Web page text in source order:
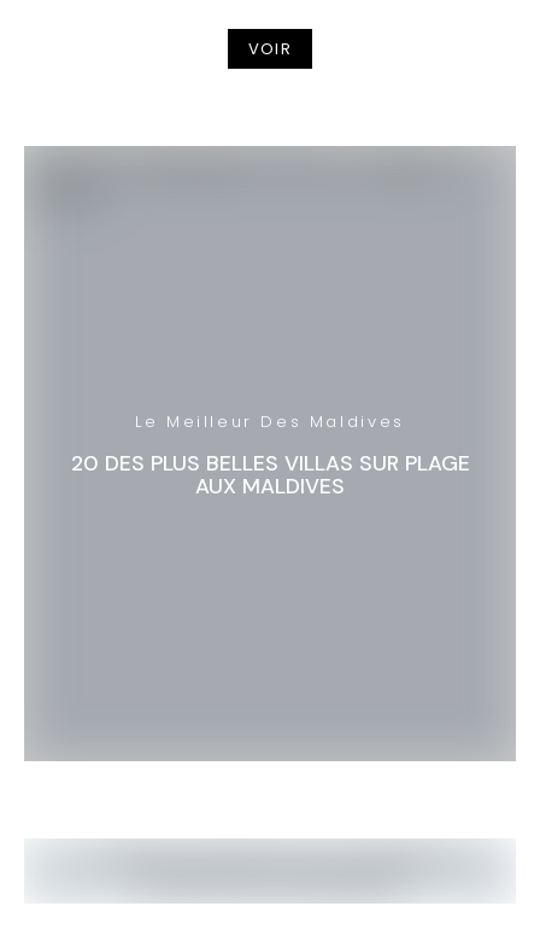
VOIR
Le Meilleur Des Maldives
20 DES PLUS BELLES VILLAS SUR PLAGE
AUX MALDIVES